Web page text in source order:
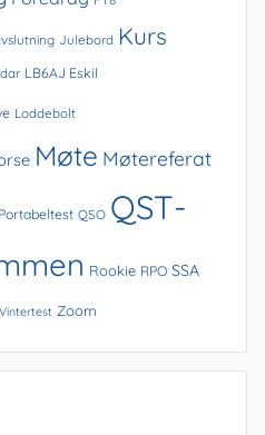
Julebord Kurs
LB6AJ Eskil
Loddebolt
Møte Møtereferat
Portabeltest QSO QST-
Rookie RPO SSA
Vintertest Zoom